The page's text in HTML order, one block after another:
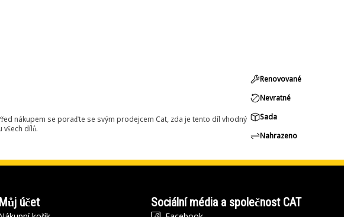
nákupem se poraďte se svým prodejcem Cat, zda je tento díl vhodný
dílů.
Renovované
Nevratné
Sada
Nahrazeno
Můj účet Sociální média a společnost CAT